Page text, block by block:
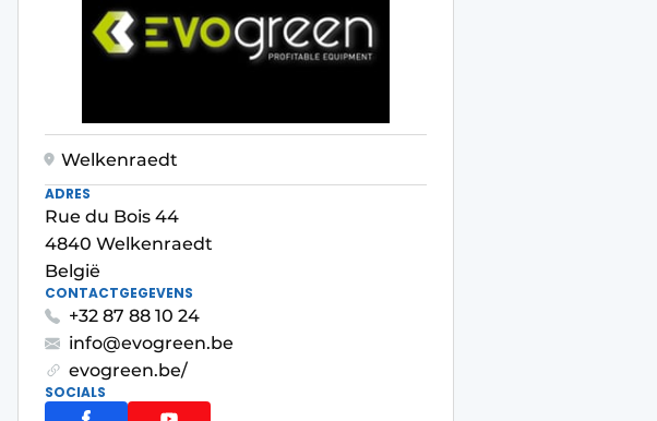
Welkenraedt
ADRES
Rue du Bois 44
4840 Welkenraedt
België
CONTACTGEGEVENS
+32 87 88 10 24
info@evogreen.be
evogreen.be/
SOCIALS